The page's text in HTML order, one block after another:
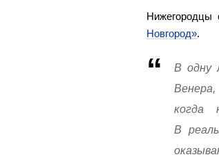
Нижегородцы
Новгород».
В одну
когда
В